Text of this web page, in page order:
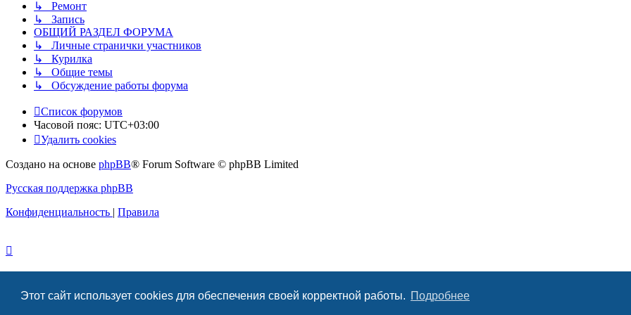
Этот сайт использует cookies для обеспечения своей корректной работы. Подробнее
↳ Ремонт
↳ Запись
ОБЩИЙ РАЗДЕЛ ФОРУМА
↳ Личные странички участников
↳ Курилка
↳ Общие темы
↳ Обсуждение работы форума
Список форумов
Часовой пояс: UTC+03:00
Удалить cookies
Создано на основе phpBB® Forum Software © phpBB Limited
Русская поддержка phpBB
Конфиденциальность | Правила